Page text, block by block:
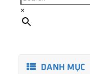
×
DANH MỤC